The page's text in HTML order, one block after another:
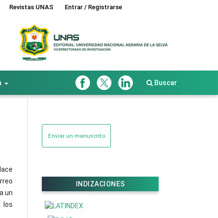
Buscar
Revistas UNAS Entrar / Registrarse
un
los
Enviar un manuscrito
INDIZACIONES